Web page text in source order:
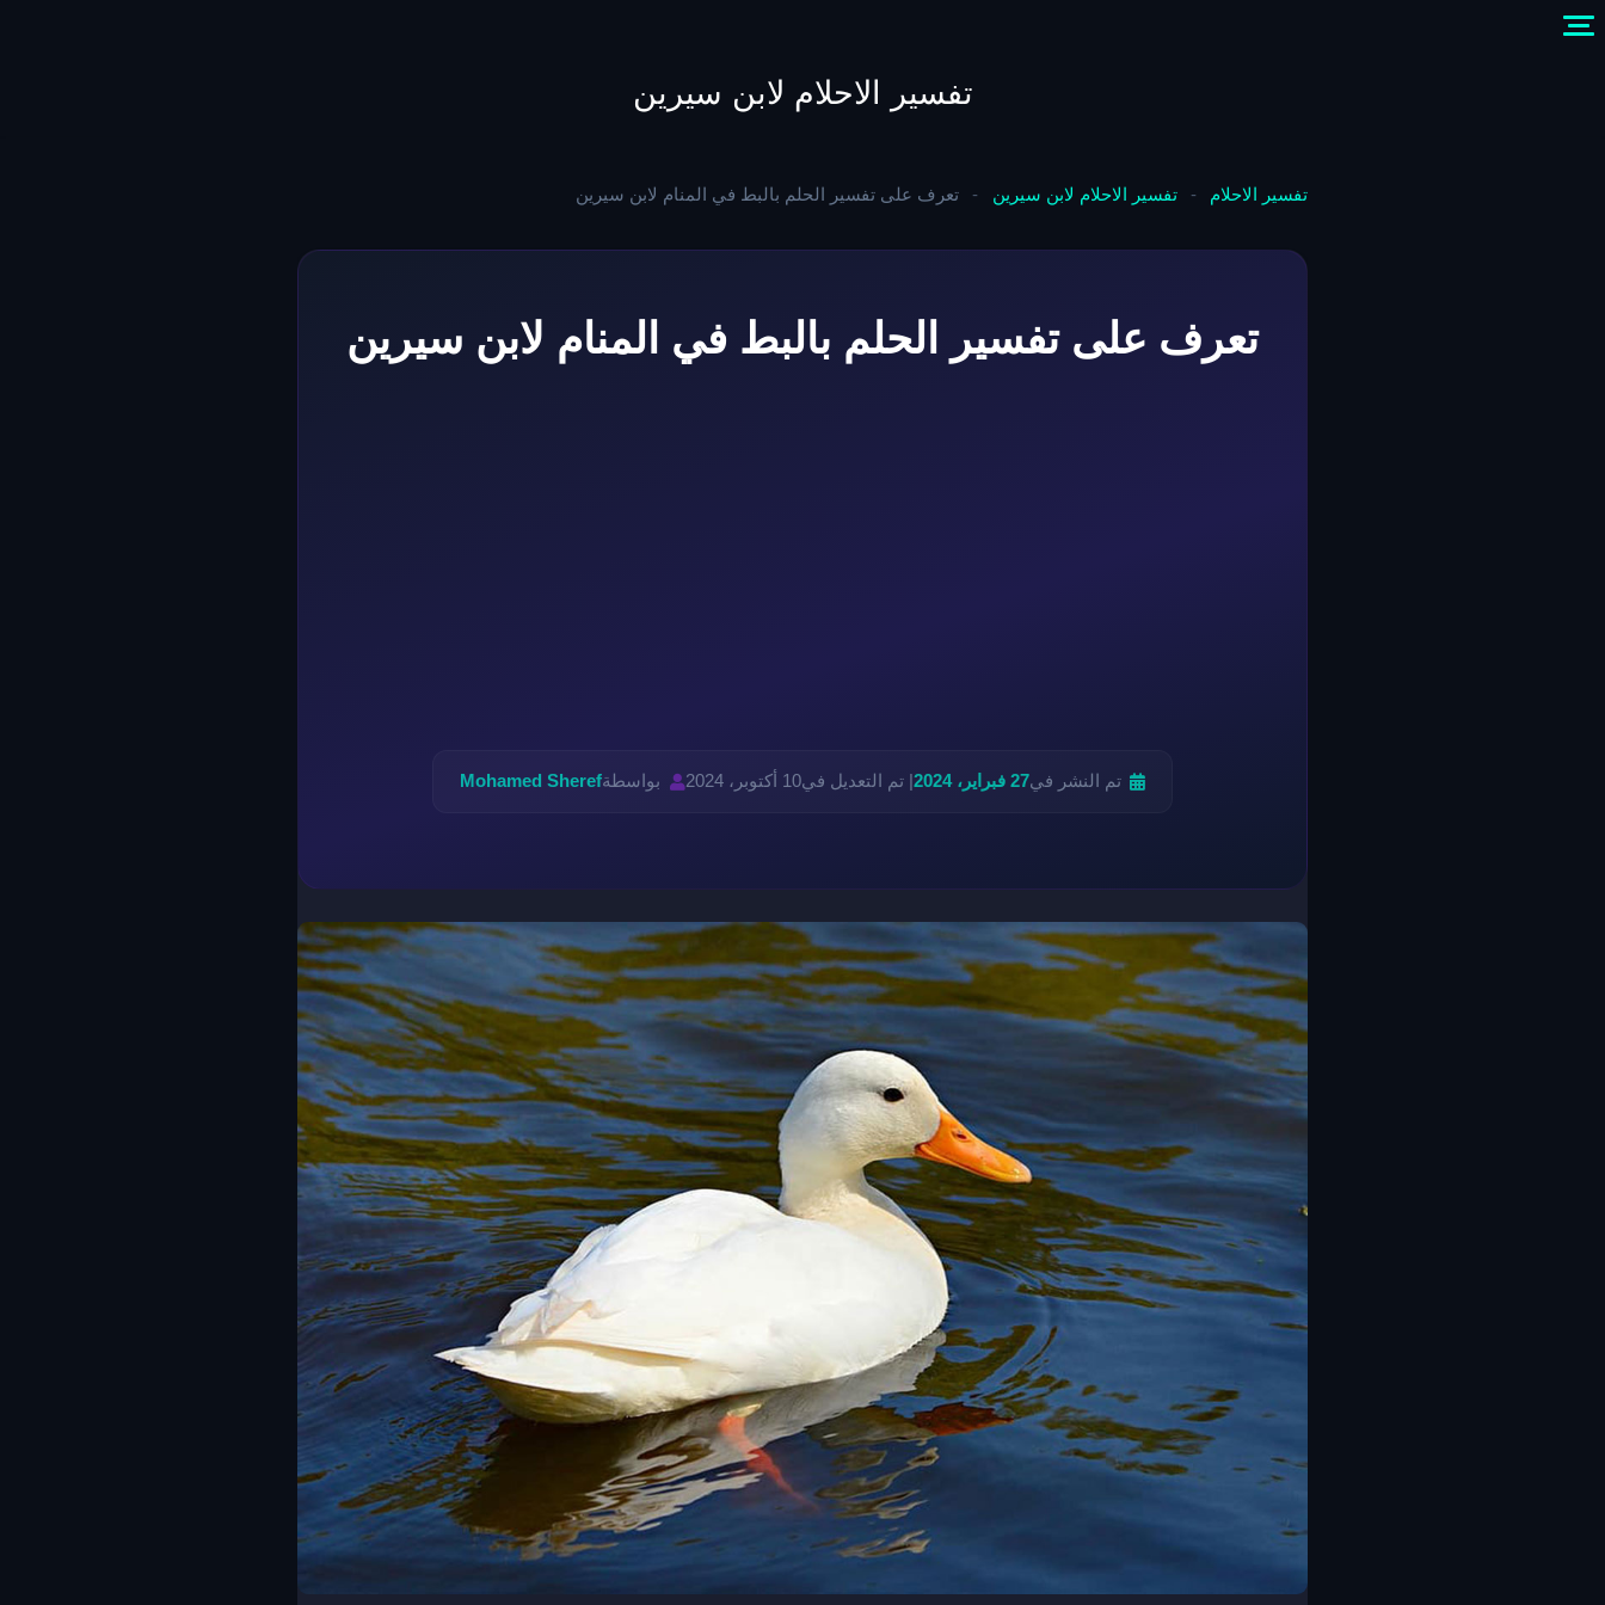
تفسير الاحلام لابن سيرين
تفسير الاحلام - تفسير الاحلام لابن سيرين - تعرف على تفسير الحلم بالبط في المنام لابن سيرين
تعرف على تفسير الحلم بالبط في المنام لابن سيرين
تم النشر في27 فبراير، 2024 | تم التعديل في10 أكتوبر، 2024 بواسطةMohamed Sheref